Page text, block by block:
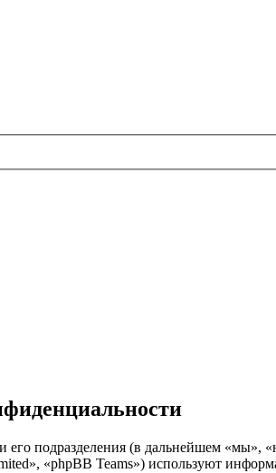
его подразделения (в дальнейшем
«phpBB Teams») используют